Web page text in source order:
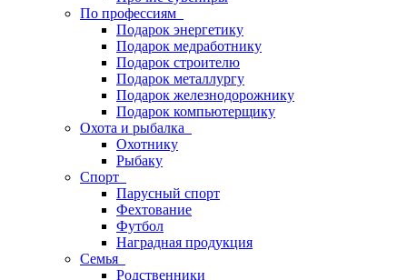
По профессиям
Подарок энергетику
Подарок медработнику
Подарок строителю
Подарок металлургу
Подарок железнодорожнику
Подарок компьютерщику
Охота и рыбалка
Охотнику
Рыбаку
Спорт
Парусный спорт
Фехтование
Футбол
Наградная продукция
Семья
Родственники